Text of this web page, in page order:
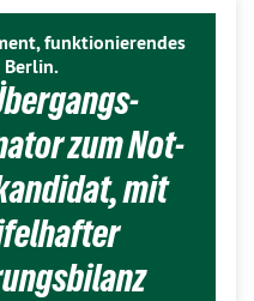
funktionierendes
Berlin.
zum Not-
mit